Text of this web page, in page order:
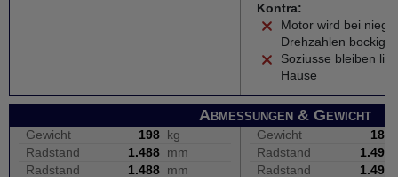
Kontra:
Motor wird bei
Drehzahlen bockig
Soziusse bleiben
Hause
Abmessungen & Gewicht
Gewicht 198 kg
Radstand
1.488 mm
Radstand
1.488 mm
Gewicht
188
Radstand
1.492
Radstand
1.492